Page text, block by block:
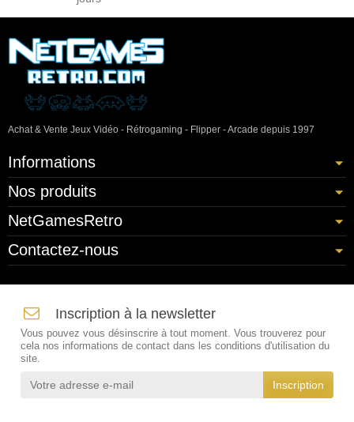
Achat & Vente Jeux Vidéo - Rétrogaming - Flipper - Arcade depuis 1997
Informations
Nos produits
NetGamesRetro
Contactez-nous
Inscription à la newsletter
Vous pouvez vous désinscrire à tout moment. Vous trouverez pour
cela nos informations de contact dans les conditions d'utilisation du
site.